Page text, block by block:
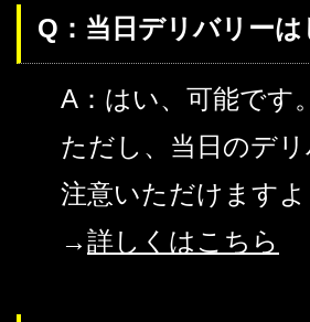
Q：当日デリバリー
A：はい、可能です。
ただし、当日のデ
注意いただけます
→詳しくはこちら